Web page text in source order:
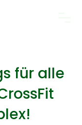
für alle